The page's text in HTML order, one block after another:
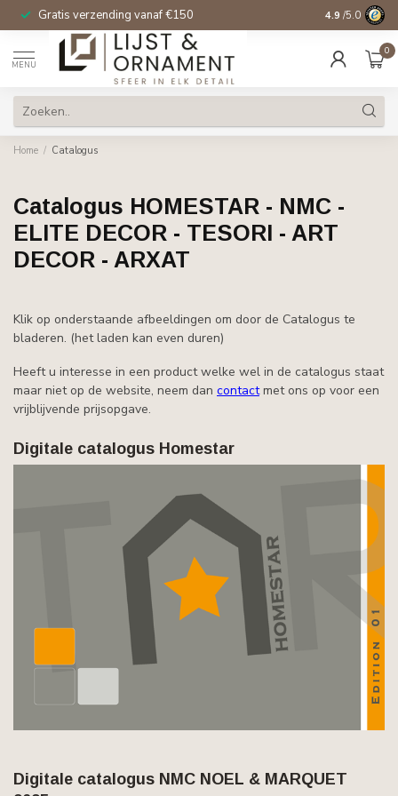
Gratis verzending vanaf €150 14 dagen
4.9 /5.0
MENU
0
Home / Catalogus
Catalogus HOMESTAR - NMC -
ELITE DECOR - TESORI - ART
DECOR - ARXAT
Klik op onderstaande afbeeldingen om door de Catalogus te
bladeren. (het laden kan even duren)
Heeft u interesse in een product welke wel in de catalogus staat
maar niet op de website, neem dan contactmet ons op voor een
vrijblijvende prijsopgave.
Digitale catalogus Homestar
Digitale catalogus NMC NOEL & MARQUET